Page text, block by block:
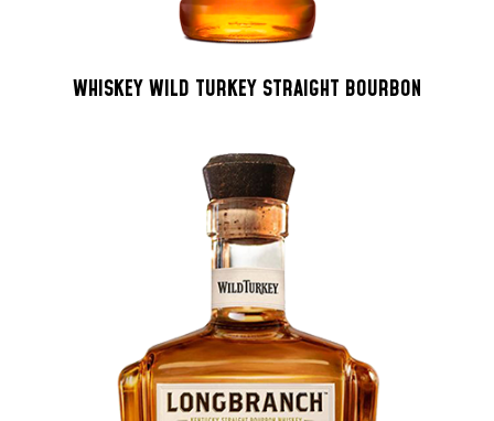
WHISKEY WILD TURKEY STRAIGHT BOURBON